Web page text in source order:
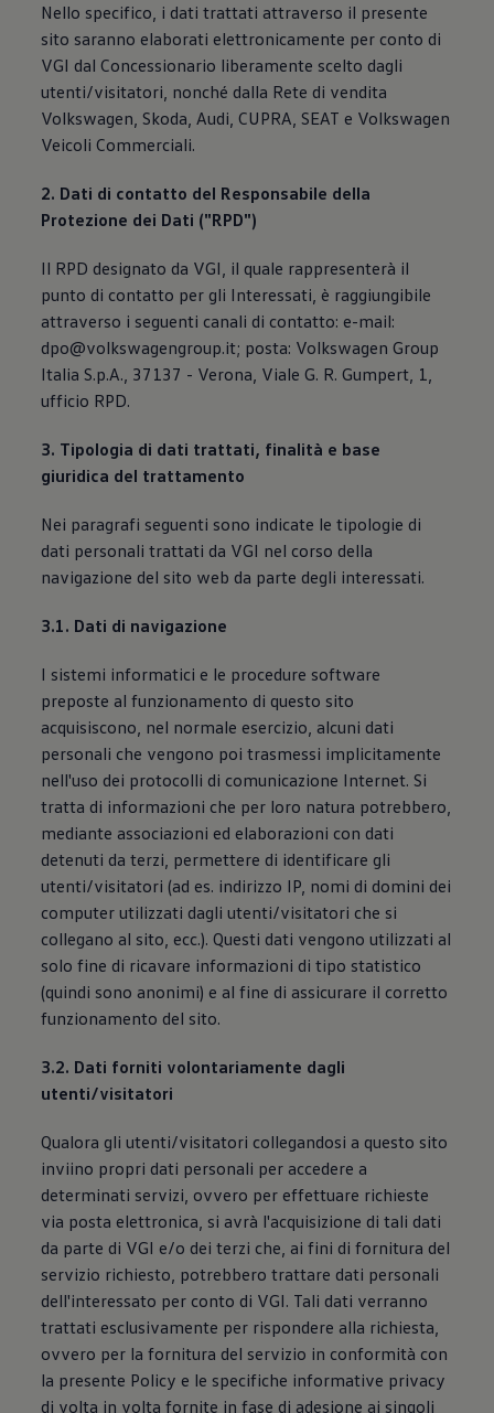
Nello specifico, i dati trattati attraverso il presente
sito saranno elaborati elettronicamente per conto di
VGI dal Concessionario liberamente scelto dagli
utenti/visitatori, nonché dalla Rete di vendita
Volkswagen, Skoda, Audi, CUPRA, SEAT e Volkswagen
Veicoli Commerciali.
2. Dati di contatto del Responsabile della
Protezione dei Dati ("RPD")
Il RPD designato da VGI, il quale rappresenterà il
punto di contatto per gli Interessati, è raggiungibile
attraverso i seguenti canali di contatto: e-mail:
dpo@volkswagengroup.it; posta: Volkswagen Group
Italia S.p.A., 37137 - Verona, Viale G. R. Gumpert, 1,
ufficio RPD.
3. Tipologia di dati trattati, finalità e base
giuridica del trattamento
Nei paragrafi seguenti sono indicate le tipologie di
dati personali trattati da VGI nel corso della
navigazione del sito web da parte degli interessati.
3.1. Dati di navigazione
I sistemi informatici e le procedure software
preposte al funzionamento di questo sito
acquisiscono, nel normale esercizio, alcuni dati
personali che vengono poi trasmessi implicitamente
nell'uso dei protocolli di comunicazione Internet. Si
tratta di informazioni che per loro natura potrebbero,
mediante associazioni ed elaborazioni con dati
detenuti da terzi, permettere di identificare gli
utenti/visitatori (ad es. indirizzo IP, nomi di domini dei
computer utilizzati dagli utenti/visitatori che si
collegano al sito, ecc.). Questi dati vengono utilizzati al
solo fine di ricavare informazioni di tipo statistico
(quindi sono anonimi) e al fine di assicurare il corretto
funzionamento del sito.
3.2. Dati forniti volontariamente dagli
utenti/visitatori
Qualora gli utenti/visitatori collegandosi a questo sito
inviino propri dati personali per accedere a
determinati servizi, ovvero per effettuare richieste
via posta elettronica, si avrà l'acquisizione di tali dati
da parte di VGI e/o dei terzi che, ai fini di fornitura del
servizio richiesto, potrebbero trattare dati personali
dell'interessato per conto di VGI. Tali dati verranno
trattati esclusivamente per rispondere alla richiesta,
ovvero per la fornitura del servizio in conformità con
la presente Policy e le specifiche informative privacy
di volta in volta fornite in fase di adesione ai singoli